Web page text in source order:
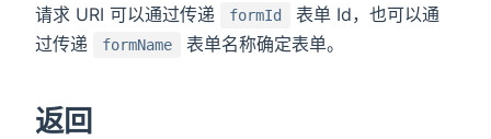
请求 URI 可以通过传递 formId
表单 Id，也可以通
过传递
formName 表单名称确定表单。
返回